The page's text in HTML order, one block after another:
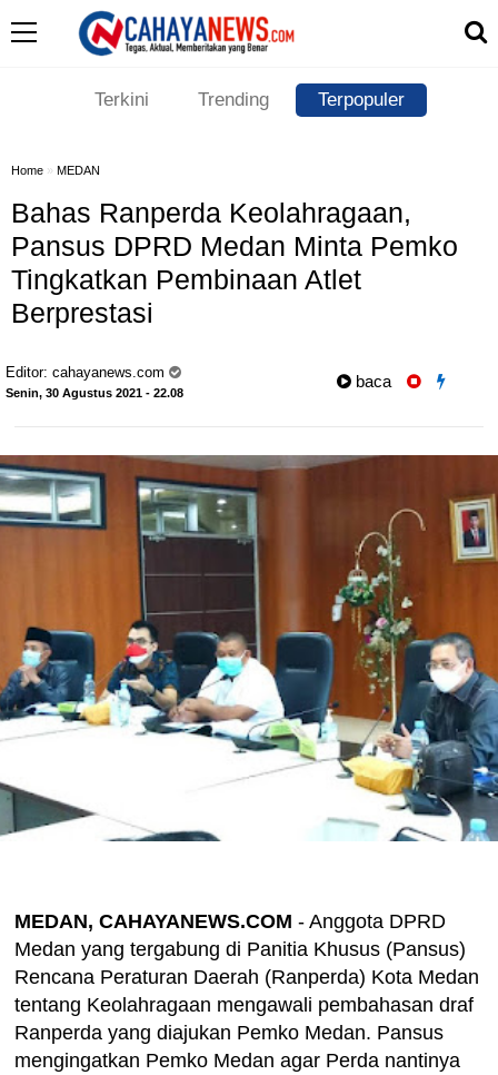
Terkini Trending Terpopuler
Home » MEDAN
Bahas Ranperda Keolahragaan,
Pansus DPRD Medan Minta Pemko
Tingkatkan Pembinaan Atlet
Berprestasi
Editor: cahayanews.com
Senin, 30 Agustus 2021 - 22.08
baca
MEDAN, CAHAYANEWS.COM - Anggota DPRD
Medan yang tergabung di Panitia Khusus (Pansus)
Rencana Peraturan Daerah (Ranperda) Kota Medan
tentang Keolahragaan mengawali pembahasan draf
Ranperda yang diajukan Pemko Medan. Pansus
mengingatkan Pemko Medan agar Perda nantinya